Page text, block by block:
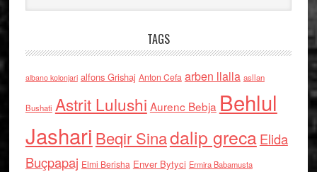
TAGS
albano kolonjari alfons Grishaj Anton Cefa arben llalla asllan
Bushati Astrit Lulushi Aurenc Bebja Behlul
Jashari Beqir Sinadalip grecaElida
Buçpapaj Elmi Berisha Enver Bytyci Ermira Babamusta